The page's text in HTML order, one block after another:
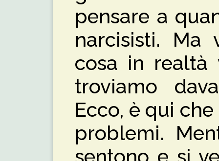
pensare a
narcisisti. Ma
cosa in realtà
troviamo
Ecco, è qui
problemi.